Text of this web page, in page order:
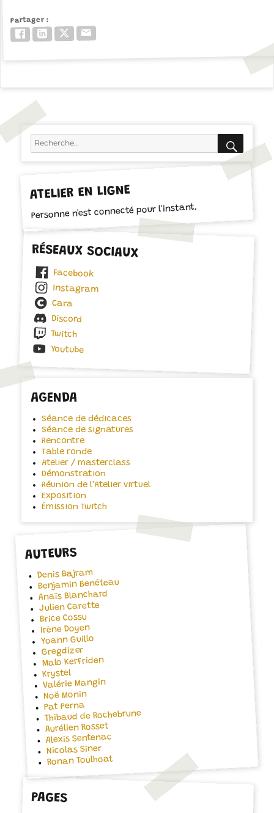
Partager
FacebookLinkedInTwitter/X
Recherche
ATELIER EN LIGNE
Personne n'est connecté pour l'instant.
RÉSEAUX SOCIAUX
Facebook
Instagram
Cara
Discord
Twitch
Youtube
AGENDA
Séance de dédicaces
Séance de signatures
Rencontre
Table ronde
Atelier / masterclass
Démonstration
Réunion de l'Atelier virtuel
Exposition
Émission Twitch
AUTEURS
Denis Bajram
Benjamin Benéteau
Anaïs Blanchard
Julien Carette
Brice Cossu
Irène Doyen
Yoann Guillo
Gregdizer
Malo Kerfriden
Krystel
Valérie Mangin
Noë Monin
Pat Perna
Thibaud de Rochebrune
Aurélien Rosset
Alexis Sentenac
Nicolas Siner
Ronan Toulhoat
PAGES